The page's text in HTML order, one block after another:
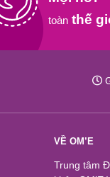
toànthế
VỀ OM’E
Trung tâm